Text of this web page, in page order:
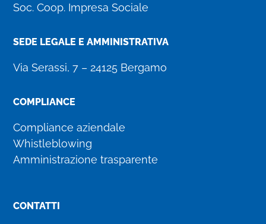
Soc. Coop. Impresa Sociale
SEDE LEGALE E AMMINISTRATIVA
Via Serassi, 7 – 24125 Bergamo
COMPLIANCE
Compliance aziendale
Whistleblowing
Amministrazione trasparente
CONTATTI